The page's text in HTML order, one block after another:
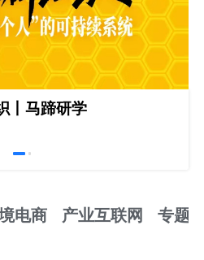
丨马蹄研学
电商 产业互联网 专题